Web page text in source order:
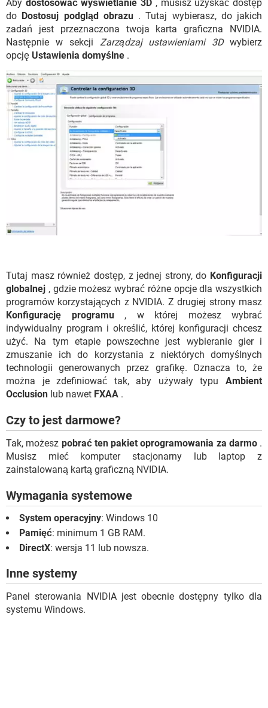
Aby dostosować wyświetlanie 3D , musisz uzyskać dostęp
do Dostosuj podgląd obrazu. Tutaj wybierasz, do jakich
zadań jest przeznaczona twoja karta graficzna NVIDIA.
Następnie w sekcji Zarządzaj ustawieniami 3Dwybierz
opcję Ustawienia domyślne .
Tutaj masz również dostęp, z jednej strony, do Konfiguracji
globalnej , gdzie możesz wybrać różne opcje dla wszystkich
programów korzystających z NVIDIA. Z drugiej strony masz
Konfigurację programu, w której możesz wybrać
indywidualny program i określić, której konfiguracji chcesz
użyć. Na tym etapie powszechne jest wybieranie gier i
zmuszanie ich do korzystania z niektórych domyślnych
technologii generowanych przez grafikę. Oznacza to, że
można je zdefiniować tak, aby używały typu Ambient
Occlusion lub nawet FXAA .
Czy to jest darmowe?
Tak, możesz pobrać ten pakiet oprogramowania za darmo.
Musisz mieć komputer stacjonarny lub laptop z
zainstalowaną kartą graficzną NVIDIA.
Wymagania systemowe
System operacyjny: Windows 10
Pamięć: minimum 1 GB RAM.
DirectX: wersja 11 lub nowsza.
Inne systemy
Panel sterowania NVIDIA jest obecnie dostępny tylko dla
systemu Windows.